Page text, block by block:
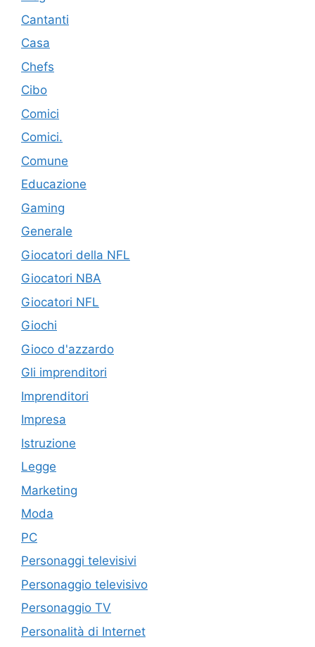
Cantanti
Casa
Chefs
Cibo
Comici
Comici.
Comune
Educazione
Gaming
Generale
Giocatori della NFL
Giocatori NBA
Giocatori NFL
Giochi
Gioco d'azzardo
Gli imprenditori
Imprenditori
Impresa
Istruzione
Legge
Marketing
Moda
PC
Personaggi televisivi
Personaggio televisivo
Personaggio TV
Personalità di Internet